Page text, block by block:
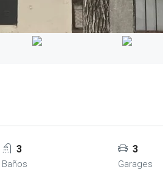
3
Baños
3
Garages